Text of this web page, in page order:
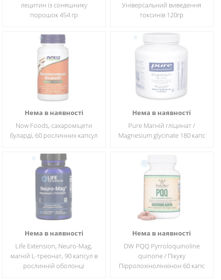
лецитин із соняшнику
порошок 454 гр
Універсальний виведення
токсинів 120гр
Нема в наявності
Now Foods, сахароміцети
буларді, 60 рослинних капсул
Нема в наявності
Pure Магній гліцинат /
Magnesium glycinate 180 капс
Нема в наявності
Life Extension, Neuro-Mag,
магній L-треонат, 90 капсул в
рослинній оболонці
Нема в наявності
DW PQQ Pyrroloquinoline
quinone / Пікуку
Пірролохінолінхінон 60 капс